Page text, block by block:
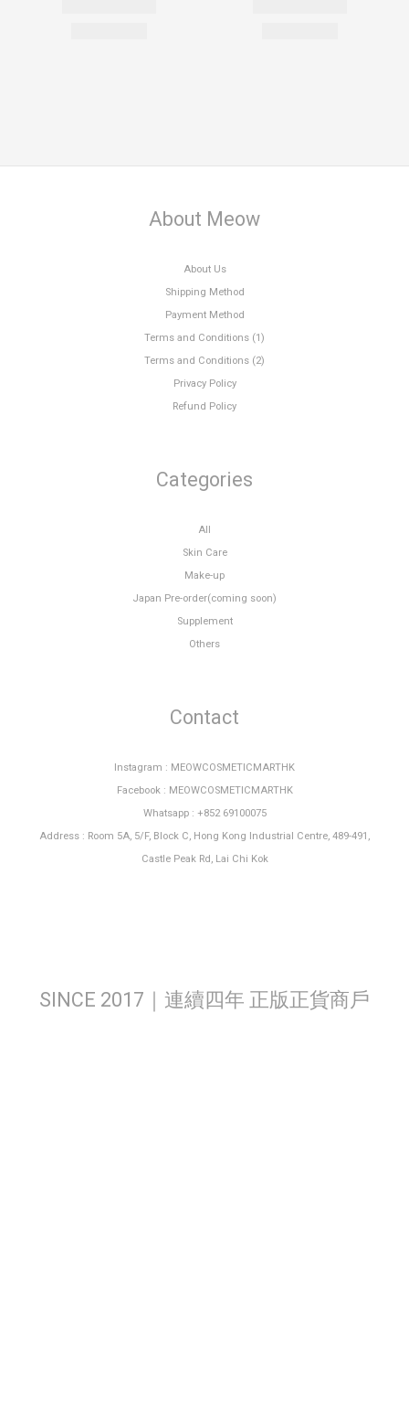
About Meow
About Us
Shipping Method
Payment Method
Terms and Conditions (1)
Terms and Conditions (2)
Privacy Policy
Refund Policy
Categories
All
Skin Care
Make-up
Japan Pre-order(coming soon)
Supplement
Others
Contact
Instagram : MEOWCOSMETICMARTHK
Facebook : MEOWCOSMETICMARTHK
Whatsapp : +852 69100075
Address : Room 5A, 5/F, Block C, Hong Kong Industrial Centre, 489-491,
Castle Peak Rd, Lai Chi Kok
SINCE 2017｜連續四年 正版正貨商戶